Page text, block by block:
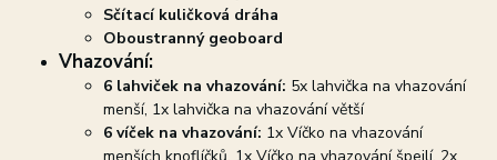
Sčítací kuličková dráha
Oboustranný geoboard
Vhazování:
6 lahviček na vhazování: 5x lahvička na vhazování
menší, 1x lahvička na vhazování větší
6 víček na vhazování: 1x Víčko na vhazování